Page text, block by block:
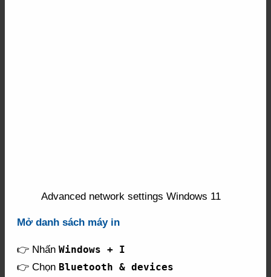
Advanced network settings Windows 11
Mở danh sách máy in
👉 Nhấn Windows + I
👉 Chọn Bluetooth & devices